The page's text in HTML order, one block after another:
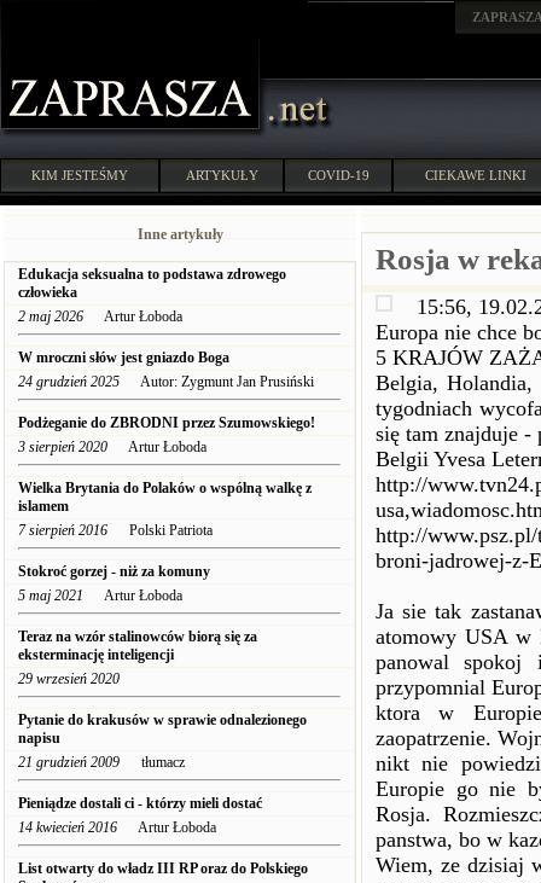
KIM JESTEŚMY ARTYKUŁY COVID-19 CIEKAWE LINKI
Inne artykuły
Edukacja seksualna to podstawa zdrowego
człowieka
2 maj 2026 Artur Łoboda
W mroczni słów jest gniazdo Boga
24 grudzień 2025 Autor: Zygmunt Jan Prusiński
Podżeganie do ZBRODNI przez Szumowskiego!
3 sierpień 2020 Artur Łoboda
Wielka Brytania do Polaków o wspólną walkę z
islamem
7 sierpień 2016 Polski Patriota
Stokroć gorzej - niż za komuny
5 maj 2021 Artur Łoboda
Teraz na wzór stalinowców biorą się za
eksterminację inteligencji
29 wrzesień 2020
Pytanie do krakusów w sprawie odnalezionego
napisu
21 grudzień 2009 tłumacz
Pieniądze dostali ci - którzy mieli dostać
14 kwiecień 2016 Artur Łoboda
List otwarty do władz III RP oraz do Polskiego
Rosja w
15:56,
Europa nie chce
5 KRAJÓW
Belgia,
tygodniach
się tam znajduje -
Belgii Yvesa
http://
http://www.psz.pl/
broni-jadrowej-z-
Ja sie tak
atomowy USA w
panowal spokoj
przypomnial
ktora w
zaopatrzenie.
nikt nie
Europie go nie
Rosja.
panstwa, bo w
Wiem, ze dzisiaj